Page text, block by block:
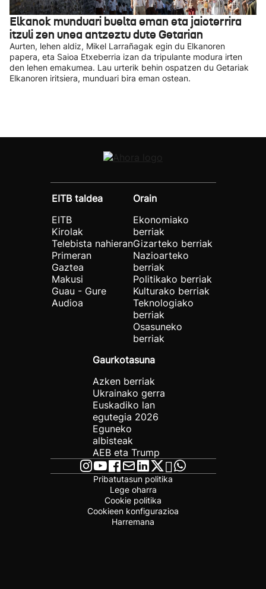
Elkanok munduari buelta eman eta jaioterrira
itzuli zen unea antzeztu dute Getarian
Aurten, lehen aldiz, Mikel Larrañagak egin du Elkanoren
papera, eta Saioa Etxeberria izan da tripulante modura irten
den lehen emakumea. Lau urterik behin ospatzen du Getariak
Elkanoren iritsiera, munduari bira eman ostean.
EITB taldea
EITB
Kirolak
Telebista nahieran
Primeran
Gaztea
Makusi
Guau - Gure
Audioa
Orain
Ekonomiako
berriak
Gizarteko berriak
Nazioarteko
berriak
Politikako berriak
Kulturako berriak
Teknologiako
berriak
Osasuneko
berriak
Gaurkotasuna
Azken berriak
Ukrainako gerra
Euskadiko lan
egutegia 2026
Eguneko
albisteak
AEB eta Trump
Pribatutasun politika
Lege oharra
Cookie politika
Cookieen konfigurazioa
Harremana